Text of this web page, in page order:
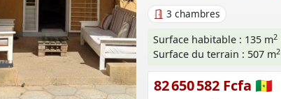
3 chambres
Surface habitable : 135 m2
Surface du terrain : 507 m2
82 650 582 Fcfa 🇸🇳